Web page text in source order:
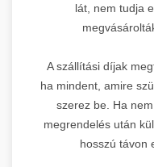
lát, nem tudja
A szállítási díjak
ha mindent, amire
szerez be. Ha
megrendelés után
hosszú távon